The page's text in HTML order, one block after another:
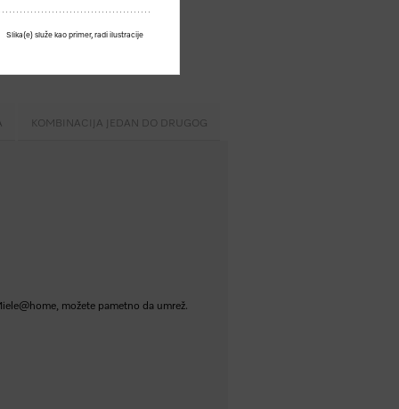
KOMBINACIJA JEDAN DO DRUGOG
možete pametno da umrež.
Slika(e) služe kao primer, radi ilustracije